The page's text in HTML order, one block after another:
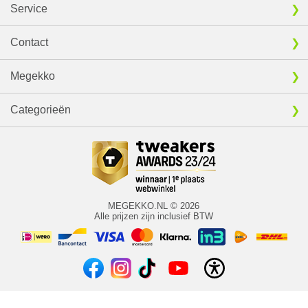
Service
Contact
Megekko
Categorieën
MEGEKKO.NL © 2026
Alle prijzen zijn inclusief BTW